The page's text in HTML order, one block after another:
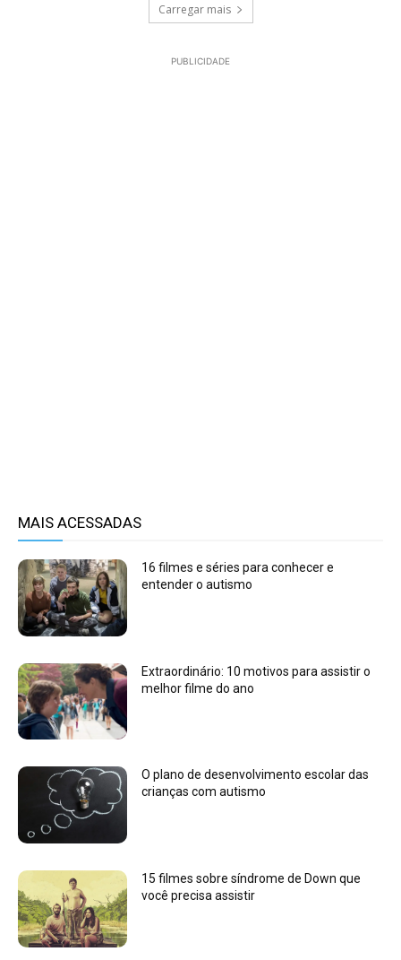
Carregar mais
PUBLICIDADE
MAIS ACESSADAS
16 filmes e séries para conhecer e
entender o autismo
Extraordinário: 10 motivos para assistir o
melhor filme do ano
O plano de desenvolvimento escolar das
crianças com autismo
15 filmes sobre síndrome de Down que
você precisa assistir